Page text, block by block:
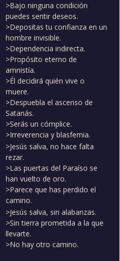
>Bajo ninguna condición
puedes sentir deseos.
>Depositas tu confianza en un
hombre invisible.
>Dependencia indirecta.
>Propósito eterno de
amnistía.
>Él decidirá quién vive o
muere.
>Despuebla el ascenso de
Satanás.
>Serás un cómplice.
>Irreverencia y blasfemia.
>Jesús salva, no hace falta
rezar.
>Las puertas del Paraíso se
han vuelto de oro.
>Parece que has perdido el
camino.
>Jesús salva, sin alabanzas.
>Sin tierra prometida a la que
llevarte.
>No hay otro camino.